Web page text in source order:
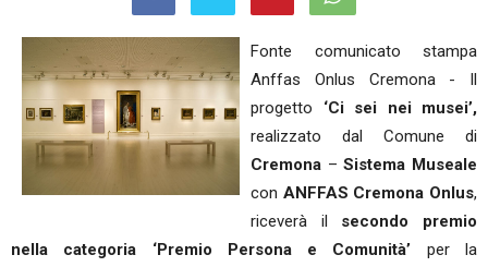
Fonte comunicato stampa
Anffas Onlus Cremona - Il
progetto ‘Ci sei nei musei’,
realizzato dal Comune di
Cremona –Sistema Museale
con ANFFAS Cremona Onlus,
riceverà il secondo premio
nella categoria ‘Premio Persona e Comunità’ per la